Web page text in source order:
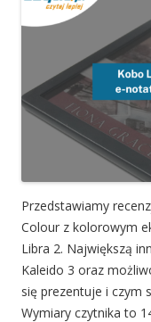
Przedstawiamy
Colour z kolorowym
Libra 2. Największą
Kaleido 3 oraz
się prezentuje i czym
Wymiary czytnika to